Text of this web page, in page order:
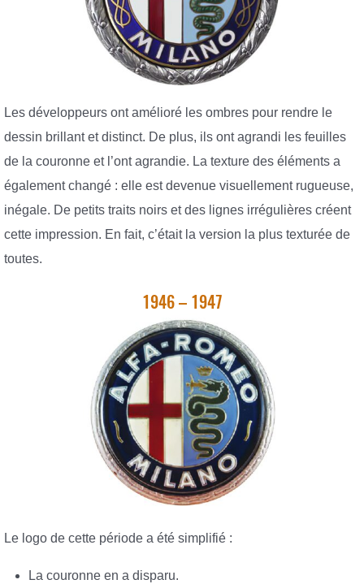
Les développeurs ont amélioré les ombres pour rendre le
dessin brillant et distinct. De plus, ils ont agrandi les feuilles
de la couronne et l’ont agrandie. La texture des éléments a
également changé : elle est devenue visuellement rugueuse,
inégale. De petits traits noirs et des lignes irrégulières créent
cette impression. En fait, c’était la version la plus texturée de
toutes.
1946 – 1947
Le logo de cette période a été simplifié :
La couronne en a disparu.